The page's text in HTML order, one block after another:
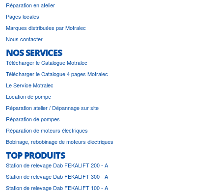
Réparation en atelier
Pages locales
Marques distribuées par Motralec
Nous contacter
NOS SERVICES
Télécharger le Catalogue Motralec
Télécharger le Catalogue 4 pages Motralec
Le Service Motralec
Location de pompe
Réparation atelier / Dépannage sur site
Réparation de pompes
Réparation de moteurs électriques
Bobinage, rebobinage de moteurs électriques
TOP PRODUITS
Station de relevage Dab FEKALIFT 200 - A
Station de relevage Dab FEKALIFT 300 - A
Station de relevage Dab FEKALIFT 100 - A